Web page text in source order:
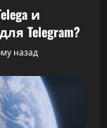
и
Telegram?
назад